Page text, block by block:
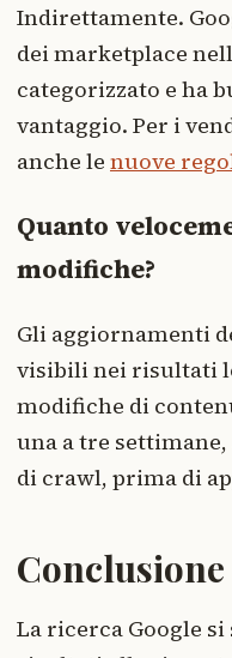
Indirettamente.
dei marketplace
categorizzato e ha
vantaggio. Per i
anche le nuove
Quanto
modifiche?
Gli aggiornamenti
visibili nei risultati
modifiche di
una a tre
di crawl, prima di
Conclusione
La ricerca Google si